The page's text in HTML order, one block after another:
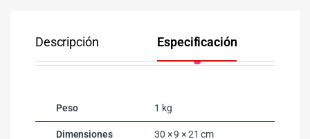
Descripción Especificación
Peso 1 kg
Dimensiones 30 × 9 × 21 cm